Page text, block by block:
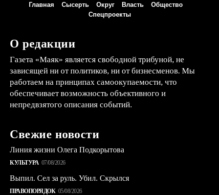
Главная Сысерть Округ Власть
Общество
Спецпроекты
О редакции
Газета «Маяк» является свободной трибуной, не
зависящей ни от политиков, ни от бизнесменов. Мы
работаем на принципах самоокупаемости, что
обеспечивает возможность объективного и
непредвзятого описания событий.
Свежие новости
Линия жизни Олега Подкорытова
КУЛЬТУРА 07/08/2026
Выпил. Сел за руль. Убил. Скрылся
ПРАВОПОРЯДОК 05/08/2026